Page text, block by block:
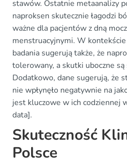
stawów. Ostatnie metaanalizy
naproksen skutecznie łagodzi
ważne dla pacjentów z dną
menstruacyjnymi. W
badania sugerują także, że
tolerowany, a skutki uboczne
Dodatkowo, dane sugerują, że
nie wpłynęło negatywnie na
jest kluczowe w ich codziennej
data].
Skuteczność
Polsce